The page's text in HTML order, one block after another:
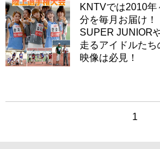
KNTVでは2010年
分を毎月お届け！
SUPER JUNIOR
走るアイドルた
映像は必見！
1